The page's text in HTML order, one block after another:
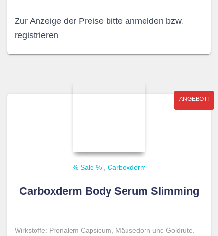
Zur Anzeige der Preise bitte anmelden bzw.
registrieren
ANGEBOT!
% Sale %, Carboxderm
Carboxderm Body Serum Slimming
Wirkstoffe: Pronalem Capsicum, Mäusedorn und Goldrute.